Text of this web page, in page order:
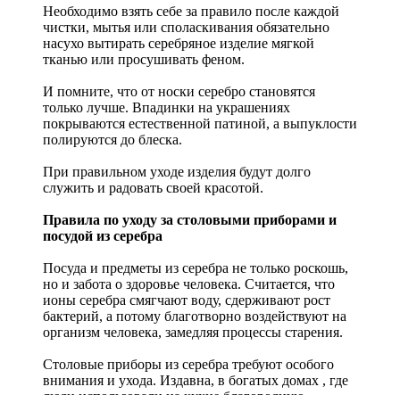
Необходимо взять себе за правило после каждой
чистки, мытья или споласкивания обязательно
насухо вытирать серебряное изделие мягкой
тканью или просушивать феном.
И помните, что от носки серебро становятся
только лучше. Впадинки на украшениях
покрываются естественной патиной, а выпуклости
полируются до блеска.
При правильном уходе изделия будут долго
служить и радовать своей красотой.
Правила по уходу за столовыми приборами и
посудой из серебра
Посуда и предметы из серебра не только роскошь,
но и забота о здоровье человека. Считается, что
ионы серебра смягчают воду, сдерживают рост
бактерий, а потому благотворно воздействуют на
организм человека, замедляя процессы старения.
Столовые приборы из серебра требуют особого
внимания и ухода. Издавна, в богатых домах , где